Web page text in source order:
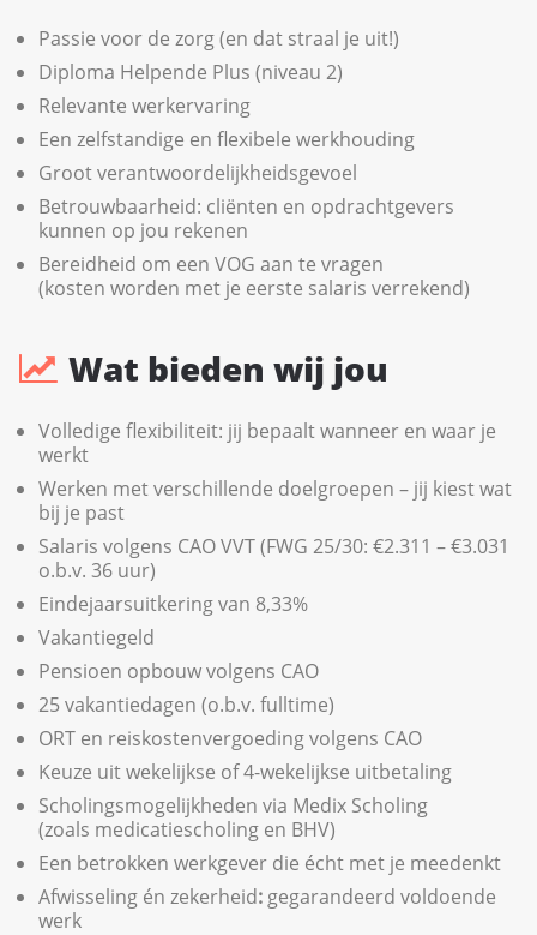
Passie voor de zorg (en dat straal je uit!)
Diploma Helpende Plus (niveau 2)
Relevante werkervaring
Een zelfstandige en flexibele werkhouding
Groot verantwoordelijkheidsgevoel
Betrouwbaarheid: cliënten en opdrachtgevers
kunnen op jou rekenen
Bereidheid om een VOG aan te vragen
(kosten worden met je eerste salaris verrekend)
Wat bieden wij jou
Volledige flexibiliteit: jij bepaalt wanneer en waar je
werkt
Werken met verschillende doelgroepen – jij kiest wat
bij je past
Salaris volgens CAO VVT (FWG 25/30: €2.311 – €3.031
o.b.v. 36 uur)
Eindejaarsuitkering van 8,33%
Vakantiegeld
Pensioen opbouw volgens CAO
25 vakantiedagen (o.b.v. fulltime)
ORT en reiskostenvergoeding volgens CAO
Keuze uit wekelijkse of 4-wekelijkse uitbetaling
Scholingsmogelijkheden via Medix Scholing
(zoals medicatiescholing en BHV)
Een betrokken werkgever die écht met je meedenkt
Afwisseling én zekerheid: gegarandeerd voldoende
werk